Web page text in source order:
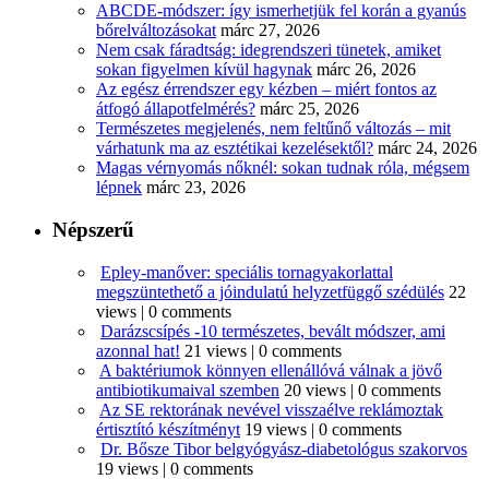
ABCDE‑módszer: így ismerhetjük fel korán a gyanús
bőrelváltozásokat márc 27, 2026
Nem csak fáradtság: idegrendszeri tünetek, amiket
sokan figyelmen kívül hagynak márc 26, 2026
Az egész érrendszer egy kézben – miért fontos az
átfogó állapotfelmérés? márc 25, 2026
Természetes megjelenés, nem feltűnő változás – mit
várhatunk ma az esztétikai kezelésektől? márc 24, 2026
Magas vérnyomás nőknél: sokan tudnak róla, mégsem
lépnek márc 23, 2026
Népszerű
Epley-manőver: speciális tornagyakorlattal
megszüntethető a jóindulatú helyzetfüggő szédülés 22
views | 0 comments
Darázscsípés -10 természetes, bevált módszer, ami
azonnal hat! 21 views | 0 comments
A baktériumok könnyen ellenállóvá válnak a jövő
antibiotikumaival szemben 20 views | 0 comments
Az SE rektorának nevével visszaélve reklámoztak
értisztító készítményt 19 views | 0 comments
Dr. Bősze Tibor belgyógyász-diabetológus szakorvos
19 views | 0 comments